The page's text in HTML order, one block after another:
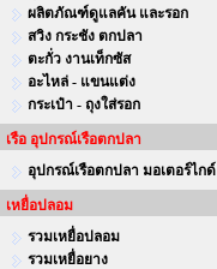
ผลิตภัณฑ์ดูแลคัน และรอก
สวิง กระชัง ตกปลา
ตะกั่ว งานเท็กซัส
อะไหล่ - แขนแต่ง
กระเป๋า - ถุงใส่รอก
เรือ อุปกรณ์เรือตกปลา
อุปกรณ์เรือตกปลา มอเตอร์ไกด์
เหยื่อปลอม
รวมเหยื่อปลอม
รวมเหยื่อยาง